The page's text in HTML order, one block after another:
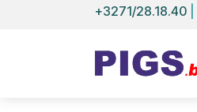
Se rendre au contenu+3271/28.18.40